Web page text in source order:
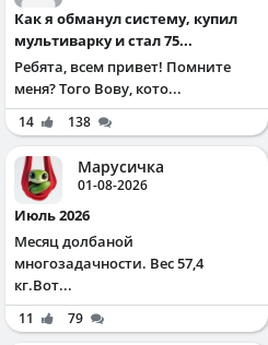
Как я обманул систему, купил
мультиварку и стал 75...
Ребята, всем привет! Помните
меня? Того Вову, кото...
14 138
Марусичка
01-08-2026
Июль 2026
Месяц долбаной
многозадачности. Вес 57,4
кг.Вот...
11 79